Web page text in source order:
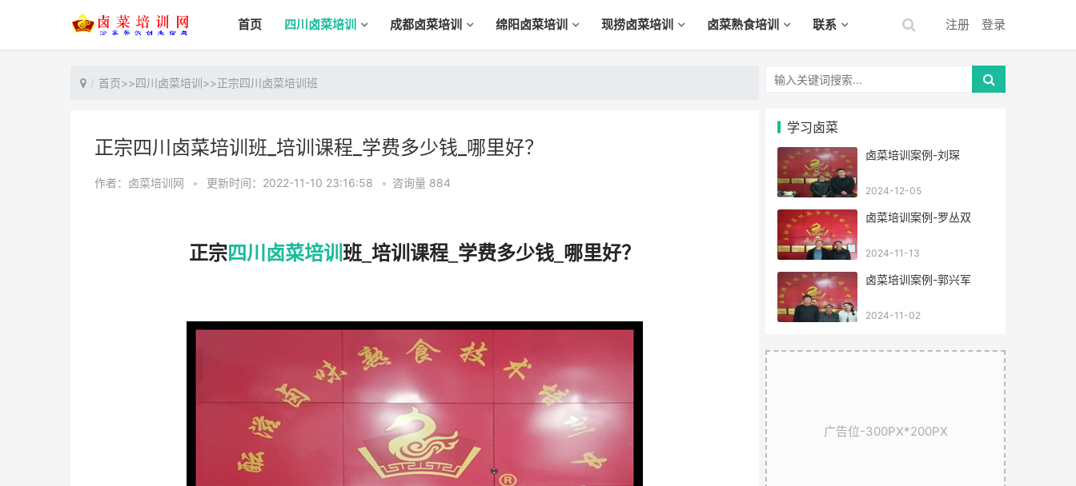
首页 四川卤菜培训 成都卤菜培训 绵阳卤菜培训 现捞卤菜培训 卤菜熟食培训 联系 注册 登录
首页>>四川卤菜培训>>正宗四川卤菜培训班
正宗四川卤菜培训班_培训课程_学费多少钱_哪里好？
作者：卤菜培训网 • 更新时间：2022-11-10 23:16:58 • 咨询量 884
正宗四川卤菜培训 班_培训课程_学费多少钱_哪里好？
学习卤菜
卤菜培训案例-刘琛
2024-12-05
卤菜培训案例-罗丛双
2024-11-13
卤菜培训案例-郭兴军
2024-11-02
广告位-300PX*200PX